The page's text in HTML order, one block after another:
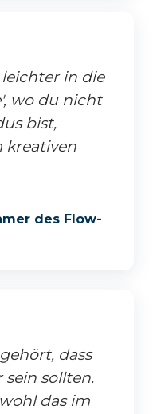
in die
wo du nicht
bist,
kreativen
des Flow-
dass
sein sollten.
das im